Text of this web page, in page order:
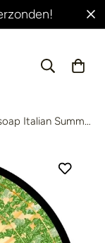
Noble Otter shaving soap Italian Summer 118ml